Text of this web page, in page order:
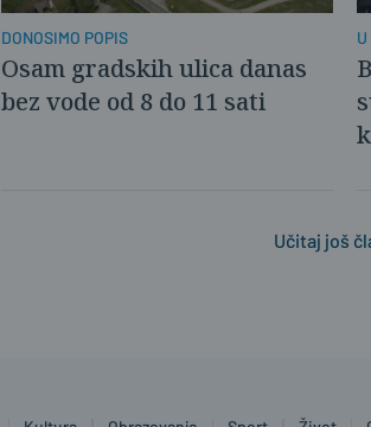
DONOSIMO POPIS
Osam gradskih ulica danas
bez vode od 8 do 11 sati
Učitaj još